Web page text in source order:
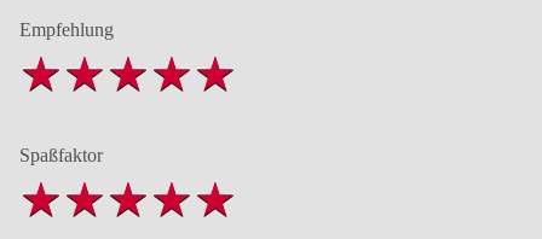
Empfehlung
Spaßfaktor